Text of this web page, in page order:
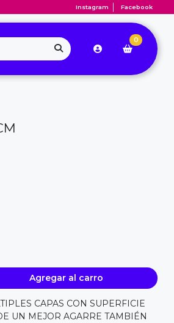
Instagram Facebook
0
Agregar al carro
CAPAS CON SUPERFICIE
UN MEJOR AGARRE TAMBIÉN